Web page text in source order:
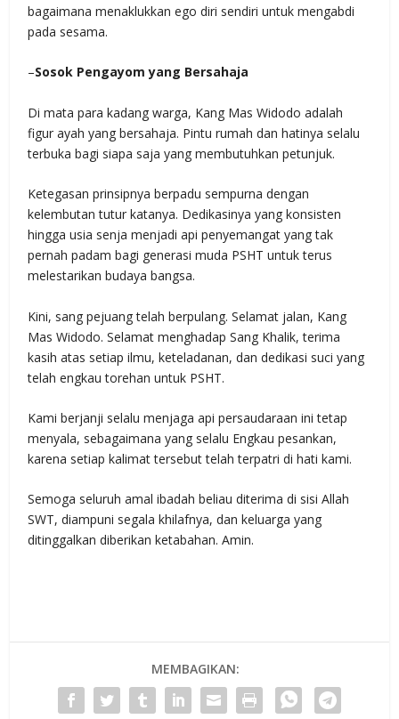
bagaimana menaklukkan ego diri sendiri untuk mengabdi
pada sesama.
–Sosok Pengayom yang Bersahaja
Di mata para kadang warga, Kang Mas Widodo adalah
figur ayah yang bersahaja. Pintu rumah dan hatinya selalu
terbuka bagi siapa saja yang membutuhkan petunjuk.
Ketegasan prinsipnya berpadu sempurna dengan
kelembutan tutur katanya. Dedikasinya yang konsisten
hingga usia senja menjadi api penyemangat yang tak
pernah padam bagi generasi muda PSHT untuk terus
melestarikan budaya bangsa.
Kini, sang pejuang telah berpulang. Selamat jalan, Kang
Mas Widodo. Selamat menghadap Sang Khalik, terima
kasih atas setiap ilmu, keteladanan, dan dedikasi suci yang
telah engkau torehan untuk PSHT.
Kami berjanji selalu menjaga api persaudaraan ini tetap
menyala, sebagaimana yang selalu Engkau pesankan,
karena setiap kalimat tersebut telah terpatri di hati kami.
Semoga seluruh amal ibadah beliau diterima di sisi Allah
SWT, diampuni segala khilafnya, dan keluarga yang
ditinggalkan diberikan ketabahan. Amin.
MEMBAGIKAN: